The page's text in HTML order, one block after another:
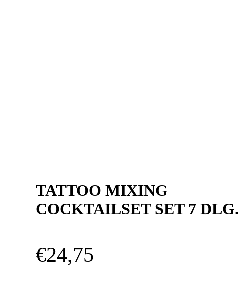
TATTOO MIXING
COCKTAILSET SET 7 DLG.
€24,75